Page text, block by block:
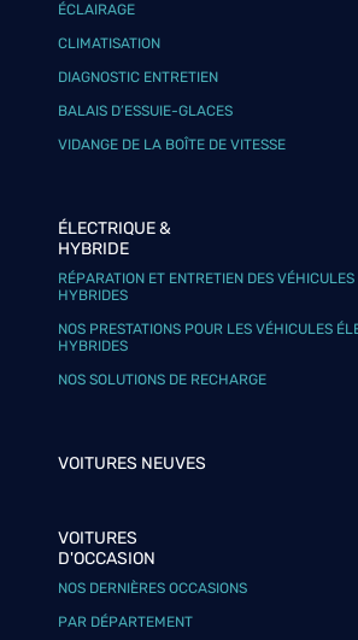
ÉCLAIRAGE
CLIMATISATION
DIAGNOSTIC ENTRETIEN
BALAIS D’ESSUIE-GLACES
VIDANGE DE LA BOÎTE DE VITESSE
ÉLECTRIQUE &
HYBRIDE
RÉPARATION ET ENTRETIEN DES
HYBRIDES
NOS PRESTATIONS POUR LES VÉHICULES
HYBRIDES
NOS SOLUTIONS DE RECHARGE
VOITURES NEUVES
VOITURES
D'OCCASION
NOS DERNIÈRES OCCASIONS
PAR DÉPARTEMENT